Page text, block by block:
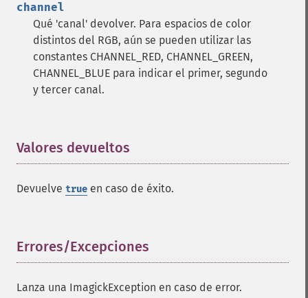
channel
Qué 'canal' devolver. Para espacios de color
distintos del RGB, aún se pueden utilizar las
constantes CHANNEL_RED, CHANNEL_GREEN,
CHANNEL_BLUE para indicar el primer, segundo
y tercer canal.
Valores devueltos
Devuelve true en caso de éxito.
Errores/Excepciones
Lanza una ImagickException en caso de error.
flipImage
floodFillPaintImage
flopImage
forwardFourierTransformImage
frameImage
functionImage
gaussianBlurImage
getCompressionQuality
getFont
getHomeURL